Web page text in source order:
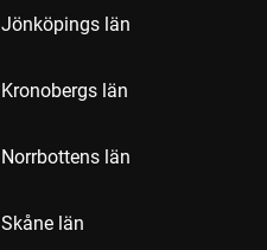
Jönköpings län
Kronobergs län
Norrbottens län
Skåne län